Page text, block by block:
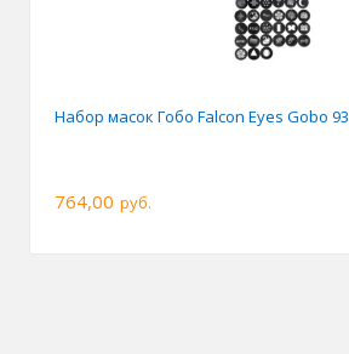
Набор масок Гобо Falcon Eyes Gobo 93
764,00 руб.